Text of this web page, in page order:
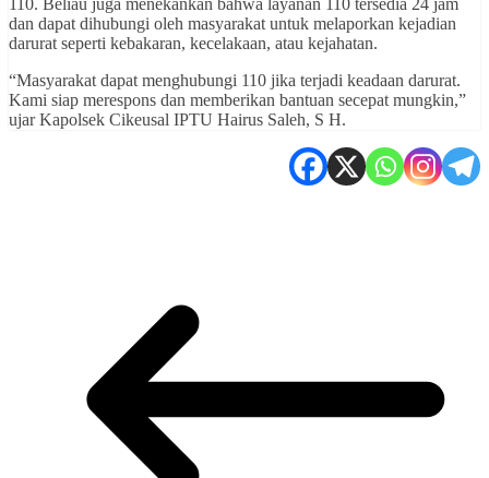
110. Beliau juga menekankan bahwa layanan 110 tersedia 24 jam
dan dapat dihubungi oleh masyarakat untuk melaporkan kejadian
darurat seperti kebakaran, kecelakaan, atau kejahatan.
“Masyarakat dapat menghubungi 110 jika terjadi keadaan darurat.
Kami siap merespons dan memberikan bantuan secepat mungkin,”
ujar Kapolsek Cikeusal IPTU Hairus Saleh, S H.